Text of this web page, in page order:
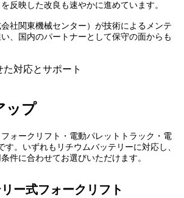
反映した改良も速やかに進めています。
社関東機械センター）が技術によるメンテ
、国内のパートナーとして保守の面からも
ップ
ォークリフト・電動パレットトラック・電
す。いずれもリチウムバッテリーに対応し、
件に合わせてお選びいただけます。
ー式フォークリフト